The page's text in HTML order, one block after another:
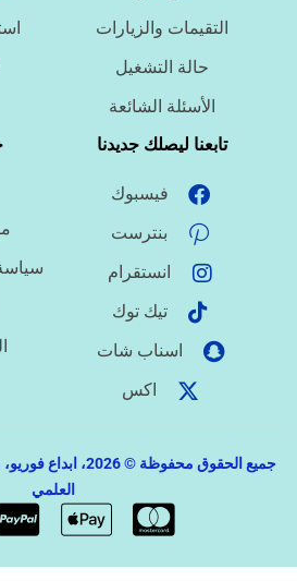
التقيمات والزيارات
حالة التشغيل
الأسئلة الشائعة
تابعنا ليصلك جديدنا
فيسبوك
بنترست
انستقرام
تيك توك
اسناب شات
اكس
جميع الحقوق محفوظة ©
العلمي
ما اللغة المطلوبة؟
ما نوع الملف؟
ما درجة الاستعجال؟
هل تحتاج تنسيقًا أو توثيق مراجع؟